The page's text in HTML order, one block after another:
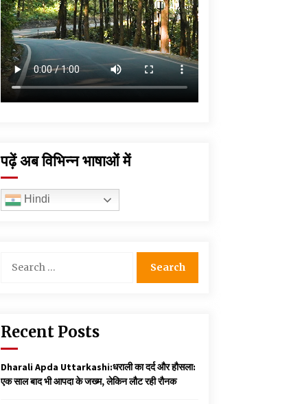
पढ़ें अब विभिन्न भाषाओं में
Hindi
for:
Recent Posts
Dharali Apda Uttarkashi:धराली का दर्द और हौसला:
एक साल बाद भी आपदा के जख्म, लेकिन लौट रही रौनक